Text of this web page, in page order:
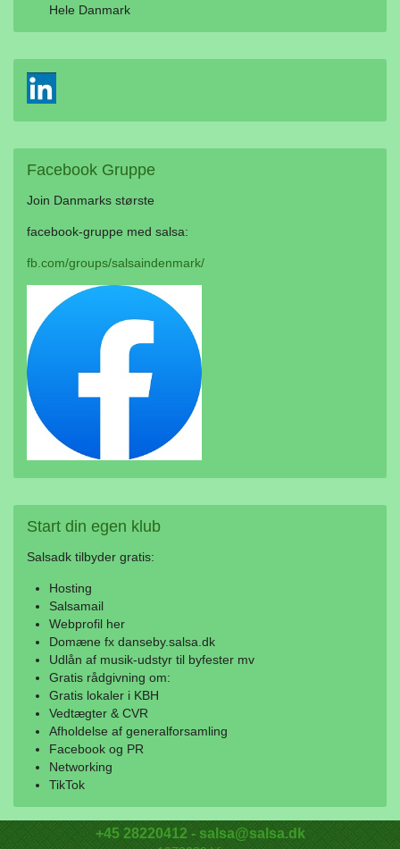
Hele Danmark
Facebook Gruppe
Join Danmarks største
facebook-gruppe med salsa:
fb.com/groups/salsaindenmark/
Start din egen klub
Salsadk tilbyder gratis:
Hosting
Salsamail
Webprofil her
Domæne fx danseby.salsa.dk
Udlån af musik-udstyr til byfester mv
Gratis rådgivning om:
Gratis lokaler i KBH
Vedtægter & CVR
Afholdelse af generalforsamling
Facebook og PR
Networking
TikTok
+45 28220412 - salsa@salsa.dk